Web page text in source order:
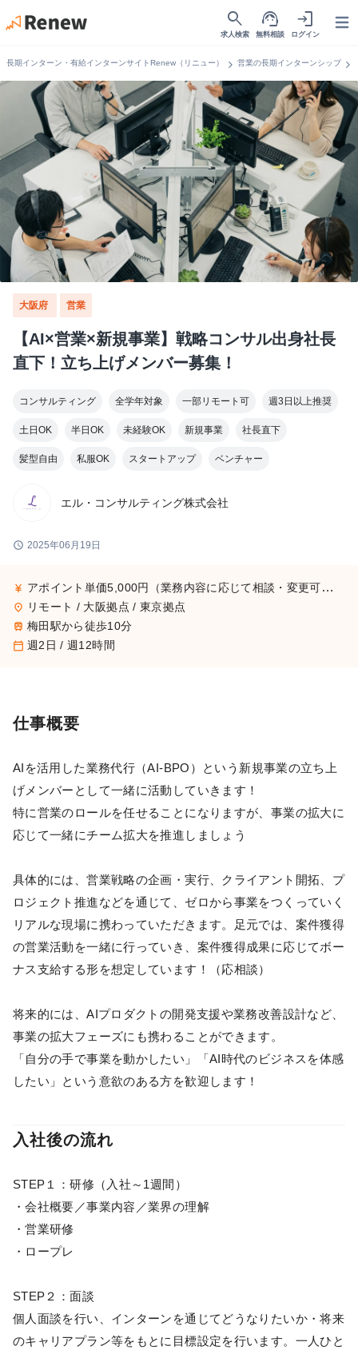
search
求人検索
support_agent
無料相談
login
ログイン
長期インターン・有給インターンサイトRenew（リニュー） chevron_right 営業の長期インターンシップchevron_right
大阪府 営業
【AI×営業×新規事業】戦略コンサル出身社長
直下！立ち上げメンバー募集！
コンサルティング 全学年対象 一部リモート可 週3日以上推奨
土日OK 半日OK 未経験OK 新規事業 社長直下
髪型自由 私服OK スタートアップ ベンチャー
エル・コンサルティング株式会社
schedule 2025年06月19日
currency_yen アポイント単価5,000円（業務内容に応じて相談・変更可能です）
place リモート / 大阪拠点 / 東京拠点
train 梅田駅から徒歩10分
calendar_today 週2日 / 週12時間
仕事概要
AIを活用した業務代行（AI-BPO）という新規事業の立ち上
げメンバーとして一緒に活動していきます！
特に営業のロールを任せることになりますが、事業の拡大に
応じて一緒にチーム拡大を推進しましょう
具体的には、営業戦略の企画・実行、クライアント開拓、プ
ロジェクト推進などを通じて、ゼロから事業をつくっていく
リアルな現場に携わっていただきます。足元では、案件獲得
の営業活動を一緒に行っていき、案件獲得成果に応じてボー
ナス支給する形を想定しています！（応相談）
将来的には、AIプロダクトの開発支援や業務改善設計など、
事業の拡大フェーズにも携わることができます。
「自分の手で事業を動かしたい」「AI時代のビジネスを体感
したい」という意欲のある方を歓迎します！
入社後の流れ
STEP１：研修（入社～1週間）
・会社概要／事業内容／業界の理解
・営業研修
・ロープレ
STEP２：面談
個人面談を行い、インターンを通じてどうなりたいか・将来
のキャリアプラン等をもとに目標設定を行います。一人ひと